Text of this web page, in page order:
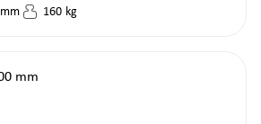
mm 160 kg